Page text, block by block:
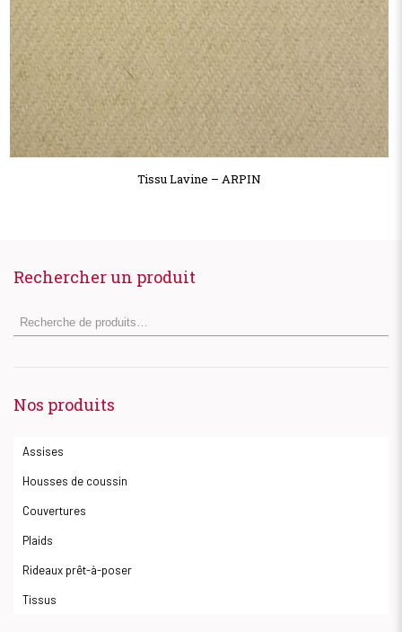
Tissu Lavine – ARPIN
Rechercher un produit
Nos produits
Assises
Housses de coussin
Couvertures
Plaids
Rideaux prêt-à-poser
Tissus